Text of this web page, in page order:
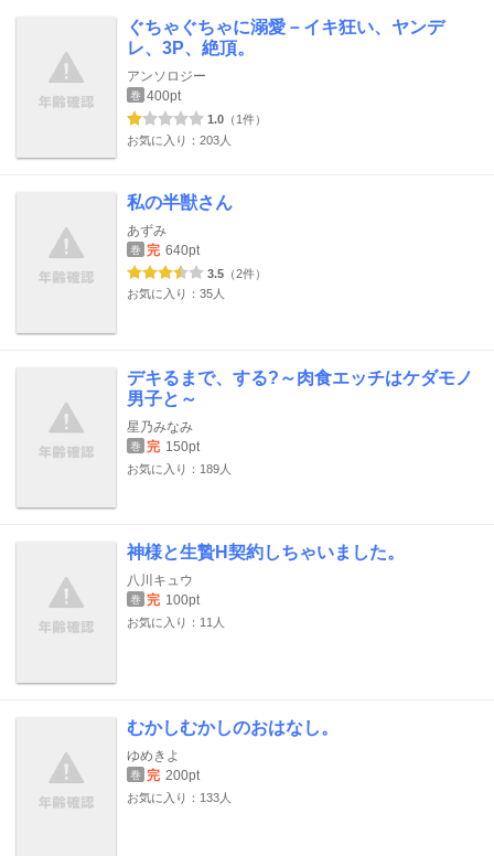
ぐちゃぐちゃに溺愛－イキ狂い、ヤンデ
レ、3P、絶頂。
アンソロジー
巻 400pt
1.0 （1件）
お気に入り：203人
私の半獣さん
あずみ
巻 完 640pt
3.5 （2件）
お気に入り：35人
デキるまで、する?～肉食エッチはケダモノ
男子と～
星乃みなみ
巻 完 150pt
お気に入り：189人
神様と生贄H契約しちゃいました。
八川キュウ
巻 完 100pt
お気に入り：11人
むかしむかしのおはなし。
ゆめきよ
巻 完 200pt
お気に入り：133人